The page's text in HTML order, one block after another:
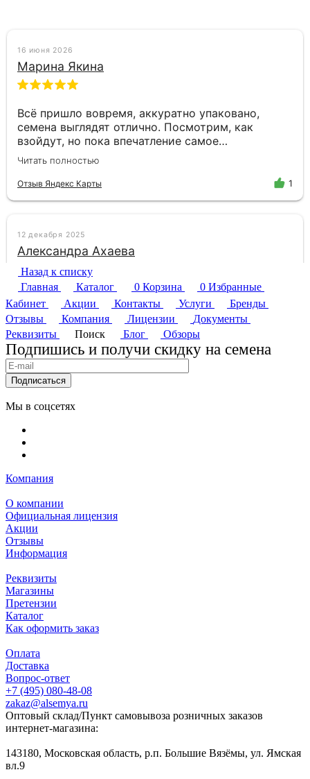
Назад к списку
Главная
Каталог 0 Корзина 0 Избранные
Кабинет
Акции Контакты Услуги
Бренды
Отзывы
Компания Лицензии
Документы
Реквизиты
Поиск Блог Обзоры
Подпишись и получи скидку на семена
Подписаться
Мы в соцсетях
Компания
О компании
Официальная лицензия
Акции
Отзывы
Информация
Реквизиты
Магазины
Претензии
Каталог
Как оформить заказ
Оплата
Доставка
Вопрос-ответ
+7 (495) 080-48-08
zakaz@alsemya.ru
Оптовый склад/Пункт самовывоза розничных заказов
интернет-магазина:
143180, Московская область, р.п. Большие Вязёмы, ул. Ямская
вл.9